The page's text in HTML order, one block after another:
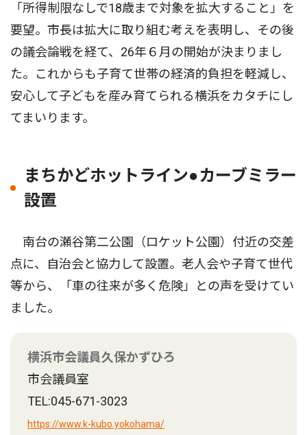
「所得制限なしで18歳まで対象を拡大すること」を
要望。市長は拡大に取り組む考えを表明し、その後
の議会論戦を経て、26年６月の開始が決まりまし
た。これからも子育て世帯の経済的負担を軽減し、
安心して子どもを産み育てられる横浜をカタチにし
てまいります。
まちかどホットライン●カーブミラー
設置
南台の瀬谷第二公園（ロケット公園）付近の交差
点に、自治会と協力して設置。老人会や子育て世代
等から、「車の往来が多く危険」との声を受けてい
ました。
横浜市会議員久保かずひろ
市会議員室
TEL:045-671-3023
https://www.k-kubo.yokohama/